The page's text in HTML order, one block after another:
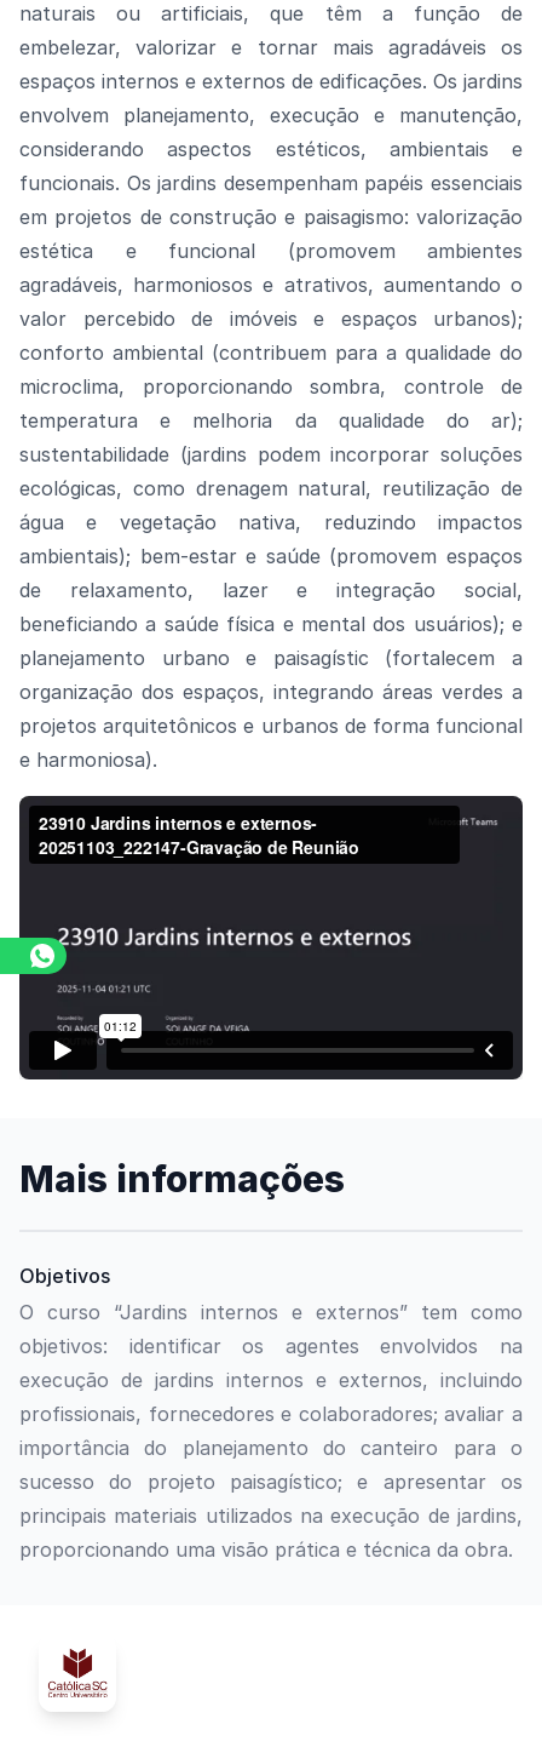
naturais ou artificiais, que têm a função de
embelezar, valorizar e tornar mais agradáveis os
espaços internos e externos de edificações. Os jardins
envolvem planejamento, execução e manutenção,
considerando aspectos estéticos, ambientais e
funcionais. Os jardins desempenham papéis essenciais
em projetos de construção e paisagismo: valorização
estética e funcional (promovem ambientes
agradáveis, harmoniosos e atrativos, aumentando o
valor percebido de imóveis e espaços urbanos);
conforto ambiental (contribuem para a qualidade do
microclima, proporcionando sombra, controle de
temperatura e melhoria da qualidade do ar);
sustentabilidade (jardins podem incorporar soluções
ecológicas, como drenagem natural, reutilização de
água e vegetação nativa, reduzindo impactos
ambientais); bem-estar e saúde (promovem espaços
de relaxamento, lazer e integração social,
beneficiando a saúde física e mental dos usuários); e
planejamento urbano e paisagístic (fortalecem a
organização dos espaços, integrando áreas verdes a
projetos arquitetônicos e urbanos de forma funcional
e harmoniosa).
Assista o vídeo
Mais informações
Objetivos
O curso “Jardins internos e externos” tem como
objetivos: identificar os agentes envolvidos na
execução de jardins internos e externos, incluindo
profissionais, fornecedores e colaboradores; avaliar a
importância do planejamento do canteiro para o
sucesso do projeto paisagístico; e apresentar os
principais materiais utilizados na execução de jardins,
proporcionando uma visão prática e técnica da obra.